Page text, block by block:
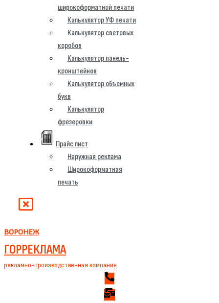
широкоформатной печати
Калькулятор УФ печати
Калькулятор световых
коробов
Калькулятор панель-
кронштейнов
Калькулятор объемных
букв
Калькулятор
фрезеровки
Прайс лист
Наружная реклама
Широкоформатная
печать
ВОРОНЕЖ
ГОРРЕКЛАМА
рекламно-производственная компания